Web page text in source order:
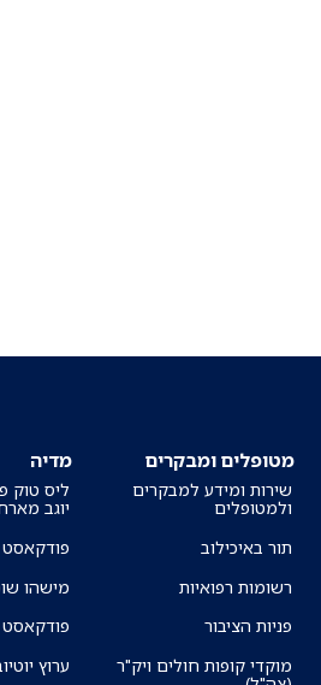
מטופלים ומבקרים
שירות ומידע למבקרים
ולמטופלים
תור באיכילוב
רשומות רפואיות
פניות הציבור
מוקדי קופות חולים ויק"ר
מדיה
ליס טוק
יוגב
מישהו
פודקאסט
ערוץ